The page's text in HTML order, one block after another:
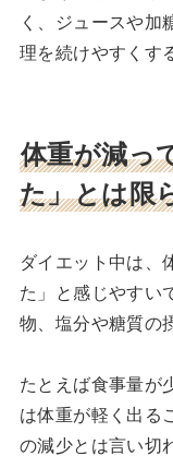
く、ジュースや加
理を続けやすくす
体重が減っ
た」とは限
ダイエット中は、
た」と感じやすい
物、塩分や糖質の
たとえば食事量が
は体重が軽く出る
の減少とは言い切